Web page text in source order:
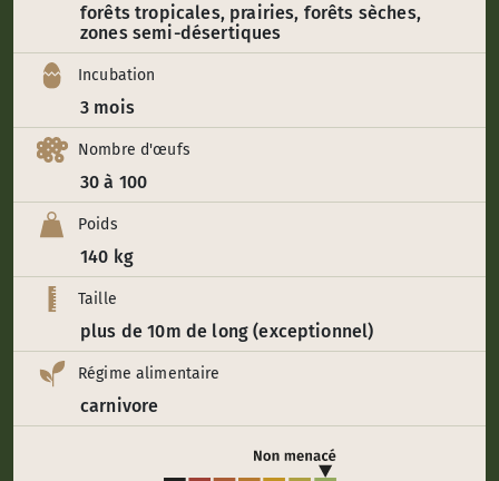
forêts tropicales, prairies, forêts sèches,
zones semi-désertiques
Incubation
3 mois
Nombre d'œufs
30 à 100
Poids
140 kg
Taille
plus de 10m de long (exceptionnel)
Régime alimentaire
carnivore